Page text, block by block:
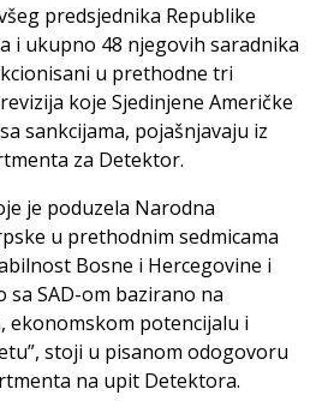
predsjednika Republike
i ukupno 48 njegovih saradnika
u prethodne tri
koje Sjedinjene Američke
sankcijama, pojašnjavaju iz
za Detektor.
je poduzela Narodna
u prethodnim sedmicama
Bosne i Hercegovine i
SAD-om bazirano na
ekonomskom potencijalu i
stoji u pisanom odogovoru
na upit Detektora.